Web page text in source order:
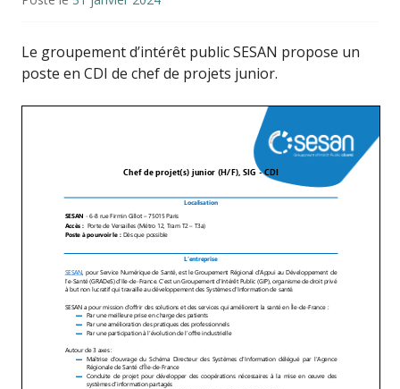
Le groupement d’intérêt public SESAN propose un
poste en CDI de chef de projets junior.